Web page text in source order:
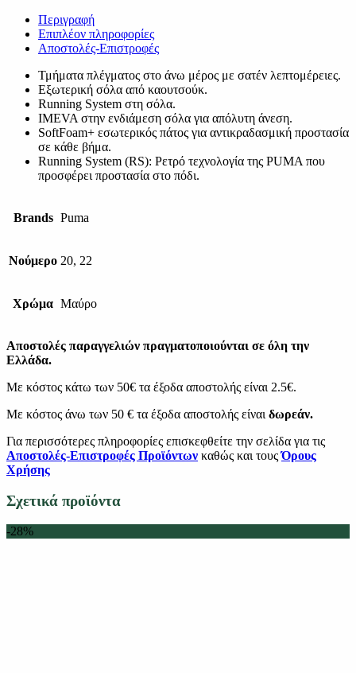
Περιγραφή
Επιπλέον πληροφορίες
Αποστολές-Επιστροφές
Τμήματα πλέγματος στο άνω μέρος με σατέν λεπτομέρειες.
Εξωτερική σόλα από καουτσούκ.
Running System στη σόλα.
IMEVA στην ενδιάμεση σόλα για απόλυτη άνεση.
SoftFoam+ εσωτερικός πάτος για αντικραδασμική προστασία
σε κάθε βήμα.
Running System (RS): Ρετρό τεχνολογία της PUMA που
προσφέρει προστασία στο πόδι.
Brands Puma
Νούμερο 20, 22
Χρώμα Μαύρο
Αποστολές παραγγελιών πραγματοποιούνται σε όλη την
Ελλάδα.
Με κόστος κάτω των 50€ τα έξοδα αποστολής είναι 2.5€.
Με κόστος άνω των 50 € τα έξοδα αποστολής είναι δωρεάν.
Για περισσότερες πληροφορίες επισκεφθείτε την σελίδα για τις
Αποστολές-Επιστροφές Προϊόντων καθώς και τουςΌρους
Χρήσης
Σχετικά προϊόντα
-28%